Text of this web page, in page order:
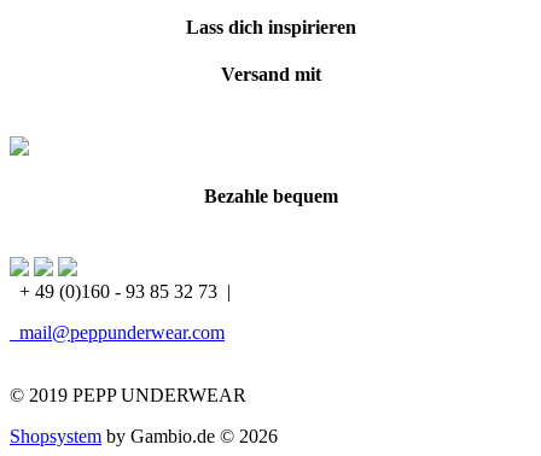
Lass dich inspirieren
Versand mit
Bezahle bequem
+ 49 (0)160 - 93 85 32 73 |
mail@peppunderwear.com
© 2019 PEPP UNDERWEAR
Shopsystem by Gambio.de © 2026